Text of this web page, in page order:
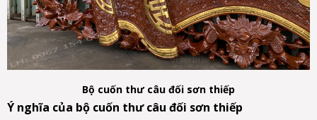
Bộ cuốn thư câu đối sơn thiếp
Ý nghĩa của bộ cuốn thư câu đối sơn thiếp